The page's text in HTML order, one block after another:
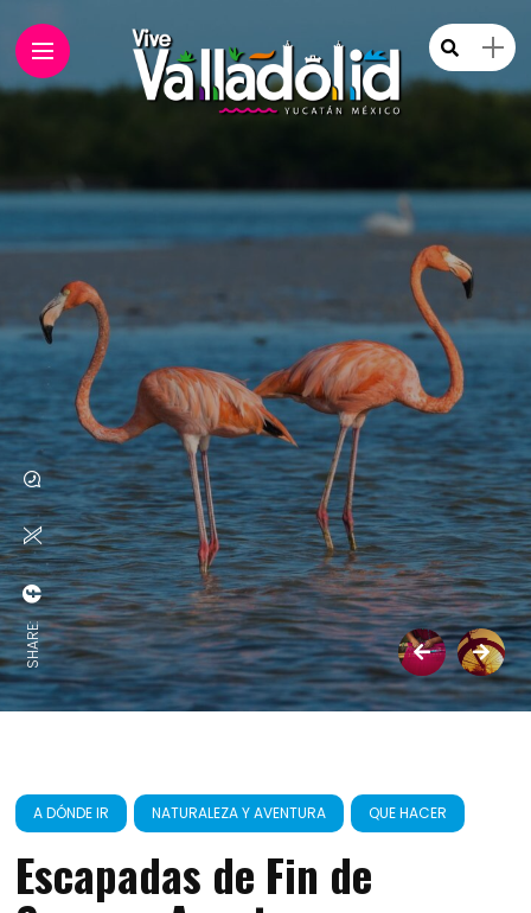
SHARE:
A DÓNDE IR NATURALEZA Y AVENTURA QUE HACER
Escapadas de Fin de